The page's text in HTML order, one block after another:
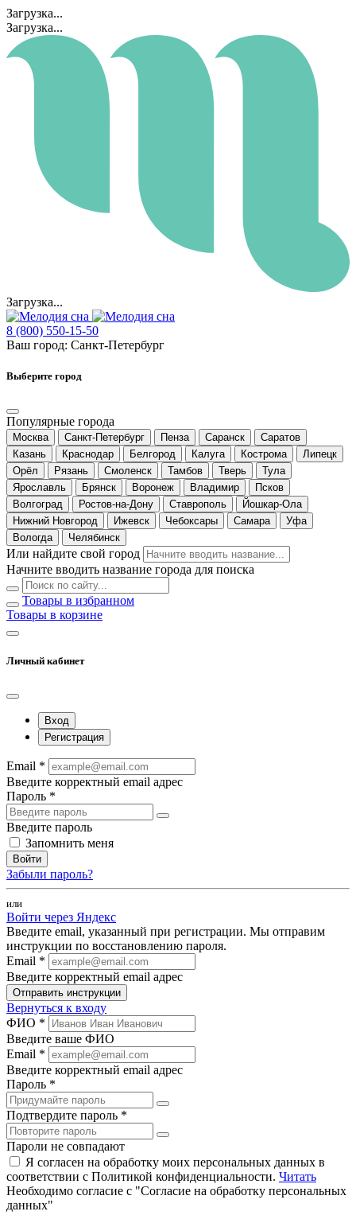
Загрузка...
Загрузка...
Загрузка...
8 (800) 550-15-50
Ваш город: Санкт-Петербург
Выберите город
Популярные города
Москва Санкт-Петербург Пенза Саранск
Саратов
Казань
Краснодар Белгород Калуга Кострома
Липецк
Орёл
Рязань Смоленск Тамбов Тверь
Тула
Ярославль
Брянск Воронеж Владимир
Псков
Волгоград
Ростов-на-Дону Ставрополь
Йошкар-Ола
Нижний Новгород
Ижевск Чебоксары Самара
Уфа
Вологда
Челябинск
Или найдите свой город
Начните вводить название города для поиска
Товары в избранном
Товары в корзине
Личный кабинет
Вход
Регистрация
Email *
Введите корректный email адрес
Пароль *
Введите пароль
Запомнить меня
Войти
Забыли пароль?
или
Войти через Яндекс
Введите email, указанный при регистрации. Мы отправим
инструкции по восстановлению пароля.
Email *
Введите корректный email адрес
Отправить инструкции
Вернуться к входу
ФИО *
Введите ваше ФИО
Email *
Введите корректный email адрес
Пароль *
Подтвердите пароль *
Пароли не совпадают
Я согласен на обработку моих персональных данных в
соответствии с Политикой конфиденциальности. Читать
Необходимо согласие с "Согласие на обработку персональных
данных"